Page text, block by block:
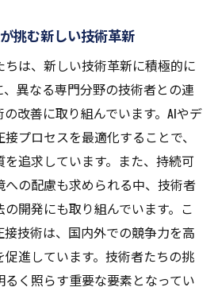
技術に与える影響
圧接技術のデジタル化
圧接プロセスの最適化
る圧接の精度と効率の向上
技術とデジタル変革の連携
支えるAI主導の圧接技術
が切り開く建設業界の未来予
革する未来の建設現場
技術が描く新たな建設業界の
挑む新しい技術革新
は、新しい技術革新に積極的に
異なる専門分野の技術者との連
改善に取り組んでいます。AIやデ
プロセスを最適化することで、
追求しています。また、持続可
の配慮も求められる中、技術者
開発にも取り組んでいます。こ
技術は、国内外での競争力を高
進しています。技術者たちの挑
く照らす重要な要素となってい